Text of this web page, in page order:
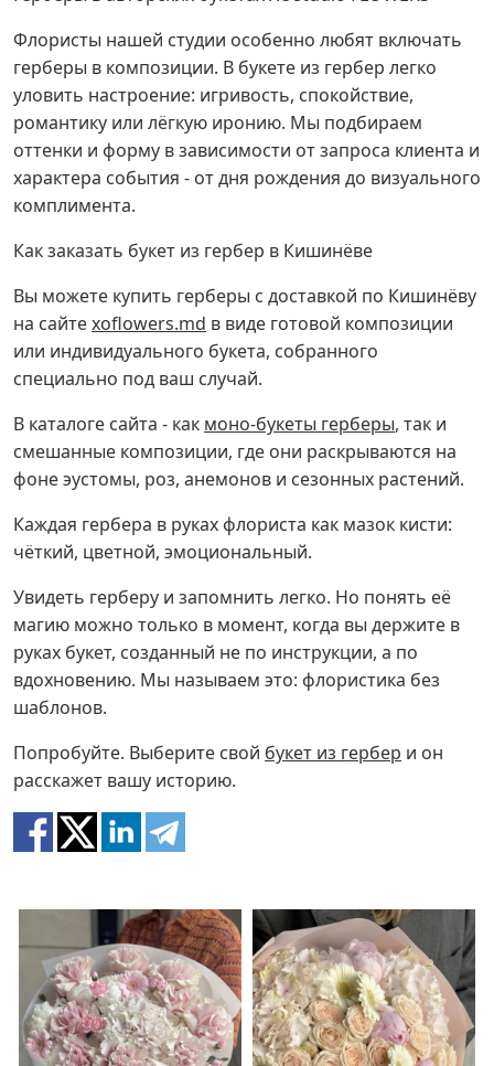
Флористы нашей студии особенно любят включать
герберы в композиции. В букете из гербер легко
уловить настроение: игривость, спокойствие,
романтику или лёгкую иронию. Мы подбираем
оттенки и форму в зависимости от запроса клиента и
характера события - от дня рождения до визуального
комплимента.
Как заказать букет из гербер в Кишинёве
Вы можете купить герберы с доставкой по Кишинёву
на сайтеxoflowers.md в виде готовой композиции
или индивидуального букета, собранного
специально под ваш случай.
В каталоге сайта - как моно-букеты герберы, так и
смешанные композиции, где они раскрываются на
фоне эустомы, роз, анемонов и сезонных растений.
Каждая гербера в руках флориста как мазок кисти:
чёткий, цветной, эмоциональный.
Увидеть герберу и запомнить легко. Но понять её
магию можно только в момент, когда вы держите в
руках букет, созданный не по инструкции, а по
вдохновению. Мы называем это: флористика без
шаблонов.
Попробуйте. Выберите свой букет из гербер и он
расскажет вашу историю.